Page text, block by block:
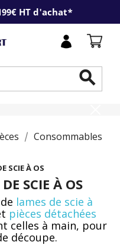
HT d'achat*

Consommables
SCIE À OS
SCIE À OS
lames de scie à
pièces détachées
celles à main, pour
découpe.